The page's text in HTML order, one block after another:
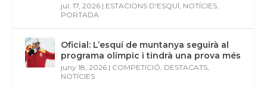
jul. 17, 2026 | ESTACIONS D'ESQUÍ NOTÍCIES
PORTADA
Oficial: L’esquí de muntanya seguirà al
programa olímpic i tindrà una prova més
juny 18, 2026 | COMPETICIÓ DESTACATS
NOTÍCIES